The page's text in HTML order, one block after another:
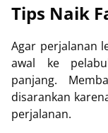
Tips Naik
Agar perjalanan
awal ke
panjang.
disarankan
perjalanan.